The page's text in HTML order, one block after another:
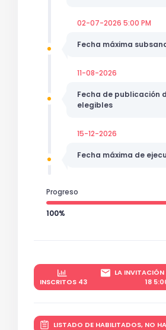
02-07-2026 5:00 PM
Fecha máxima
11-08-2026
Fecha de publicación
elegibles
15-12-2026
Fecha máxima de
Progreso
100%
INSCRITOS 43
LA
18
LISTADO DE HABILITADOS, NO